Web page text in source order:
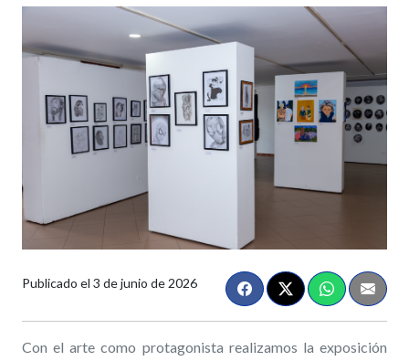
Publicado el 3 de junio de 2026
Con el arte como protagonista realizamos la exposición